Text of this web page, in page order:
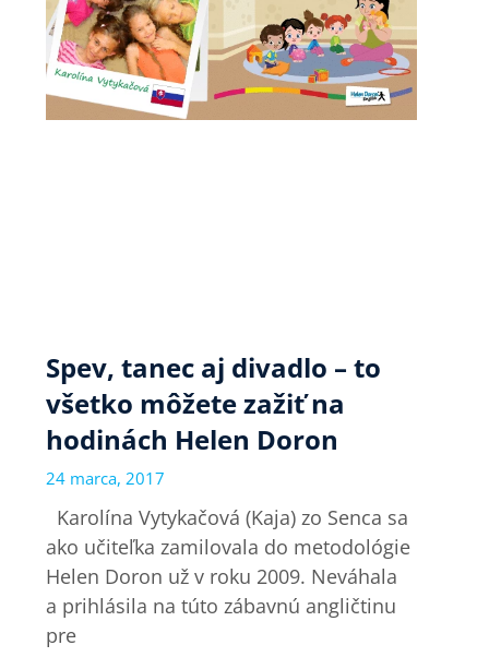
Spev, tanec aj divadlo – to
všetko môžete zažiť na
hodinách Helen Doron
24 marca, 2017
Karolína Vytykačová (Kaja) zo Senca sa
ako učiteľka zamilovala do metodológie
Helen Doron už v roku 2009. Neváhala
a prihlásila na túto zábavnú angličtinu
pre